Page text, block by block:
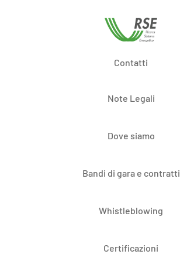
Contatti
Note Legali
Dove siamo
Bandi di gara e contratti
Whistleblowing
Certificazioni